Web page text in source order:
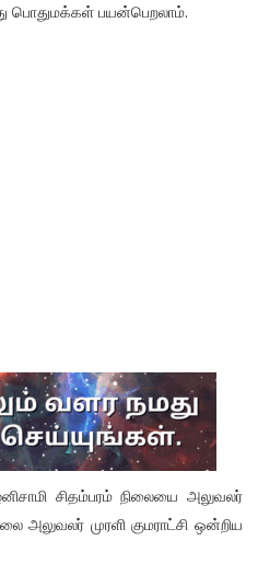
பொதுமக்கள் பயன்பெறலாம்.
சிதம்பரம் நிலையை அலுவலர்
அலுவலர் முரளி குமராட்சி ஒன்றிய